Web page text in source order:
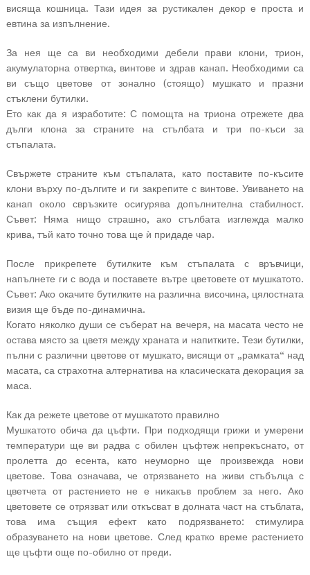
висяща кошница. Тази идея за рустикален декор е проста и
евтина за изпълнение.
За нея ще са ви необходими дебели прави клони, трион,
акумулаторна отвертка, винтове и здрав канап. Необходими са
ви също цветове от зонално (стоящо) мушкато и празни
стъклени бутилки.
Ето как да я изработите: С помощта на триона отрежете два
дълги клона за страните на стълбата и три по-къси за
стъпалата.
Свържете страните към стъпалата, като поставите по-късите
клони върху по-дългите и ги закрепите с винтове. Увиването на
канап около свръзките осигурява допълнителна стабилност.
Съвет: Няма нищо страшно, ако стълбата изглежда малко
крива, тъй като точно това ще ѝ придаде чар.
После прикрепете бутилките към стъпалата с връвчици,
напълнете ги с вода и поставете вътре цветовете от мушкатото.
Съвет: Ако окачите бутилките на различна височина, цялостната
визия ще бъде по-динамична.
Когато няколко души се съберат на вечеря, на масата често не
остава място за цветя между храната и напитките. Тези бутилки,
пълни с различни цветове от мушкато, висящи от „рамката“ над
масата, са страхотна алтернатива на класическата декорация за
маса.
Как да режете цветове от мушкатото правилно
Мушкатото обича да цъфти. При подходящи грижи и умерени
температури ще ви радва с обилен цъфтеж непрекъснато, от
пролетта до есента, като неуморно ще произвежда нови
цветове. Това означава, че отрязването на живи стъбълца с
цветчета от растението не е никакъв проблем за него. Ако
цветовете се отрязват или откъсват в долната част на стъблата,
това има същия ефект като подрязването: стимулира
образуването на нови цветове. След кратко време растението
ще цъфти още по-обилно от преди.